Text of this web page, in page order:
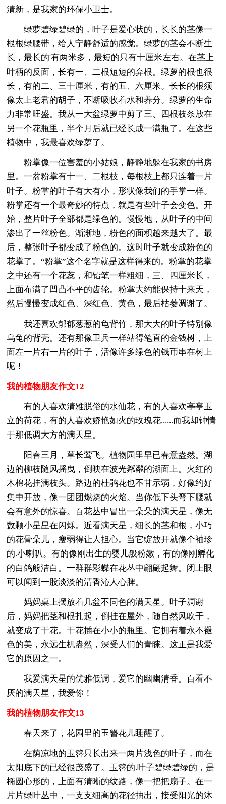
清新，是我家的环保小卫士。
绿萝碧绿碧绿的，叶子是爱心状的，长长的茎像一
根根绿腰带，给人宁静舒适的感觉。绿萝的茎会不断生
长，最长的'有两米多，最短的只有十厘米左右。在茎上
叶柄的反面，长有一、二根短短的弃根。绿萝的根也很
长，有的二、三十厘米，有的五、六厘米。长长的根须
像太上老君的胡子，不断吸收着水和养分。绿萝的生命
力非常旺盛。我从一大盆绿萝中剪了三、四根枝条放在
另一个花瓶里，半个月后就已经长成一满瓶了。在这些
植物中，我最喜欢绿萝了。
粉掌像一位害羞的小姑娘，静静地躲在我家的书房
里。一盆粉掌有十一、二根枝，每根枝上都只连着一片
叶子。粉掌的叶子有大有小，形状像我们的手掌一样。
粉掌还有一个最奇妙的特点，就是有些叶子会变色。开
始，整片叶子全部都是绿色的。慢慢地，从叶子的中间
渗出了一丝粉色。渐渐地，粉色的面积越来越大了。最
后，整张叶子都变成了粉色的。这时叶子就变成粉色的
花掌了。“粉掌”这个名字就是这样得来的。粉掌的花掌
之中还有一个花蕊，和铅笔一样粗细，三、四厘米长，
上面布满了凹凸不平的齿轮。粉掌大约能保持十来天，
然后慢慢变成红色、深红色、黄色，最后枯萎凋谢了。
我还喜欢郁郁葱葱的龟背竹，那大大的叶子特别像
乌龟的背壳。还有那像卫兵一样站得笔直的金钱树，上
面左一片右一片的叶子，活像许多绿色的钱币串在树上
呢！
我的植物朋友作文12
有的人喜欢清雅脱俗的水仙花，有的人喜欢亭亭玉
立的荷花，有的人喜欢娇艳如火的玫瑰花......而我却钟情
于那低调大方的满天星。
阳春三月，草长莺飞。植物园里早已春意盎然。湖
边的柳枝随风摇曳，倒映在波光粼粼的湖面上。火红的
木棉花挂满枝头。路边的杜鹃花也不甘示弱，好像约好
集中开放，像一团团燃烧的火焰。当你低下头弯下腰就
会有意外的惊喜。百花丛中冒出一朵朵的满天星，像无
数颗小星星在闪烁。近看满天星，细长的茎和根，小巧
的花骨朵儿，瘦弱得让人担心。当它绽放开就像个袖珍
的.小喇叭。有的像刚出生的婴儿般粉嫩，有的像刚孵化
的白鸽般洁白。一群群彩蝶在花丛中翩翩起舞。闭上眼
可以闻到一股淡淡的清香沁人心脾。
妈妈桌上摆放着几盆不同色的满天星。叶子凋谢
后，妈妈把茎和根扎起，倒挂在屋外，随自然风吹干，
就变成了干花。干花插在小小的瓶里。它拥有着永不褪
色的美，永远生机盎然，深受人们的青睐。这正是我爱
它的原因之一。
我爱满天星的优雅低调，爱它的幽幽清香。百看不
厌的满天星，我爱你！
我的植物朋友作文13
春天来了，花园里的玉簪花儿睡醒了。
在荫凉地的玉簪只长出来一两片浅色的叶子，而在
太阳底下的已经很茂盛了。玉簪的.叶子碧绿碧绿的，是
椭圆心形的，上面有清晰的纹路，像一把把扇子。在一
片片绿叶丛中，一支支细高的花径抽出，接受阳光的沐